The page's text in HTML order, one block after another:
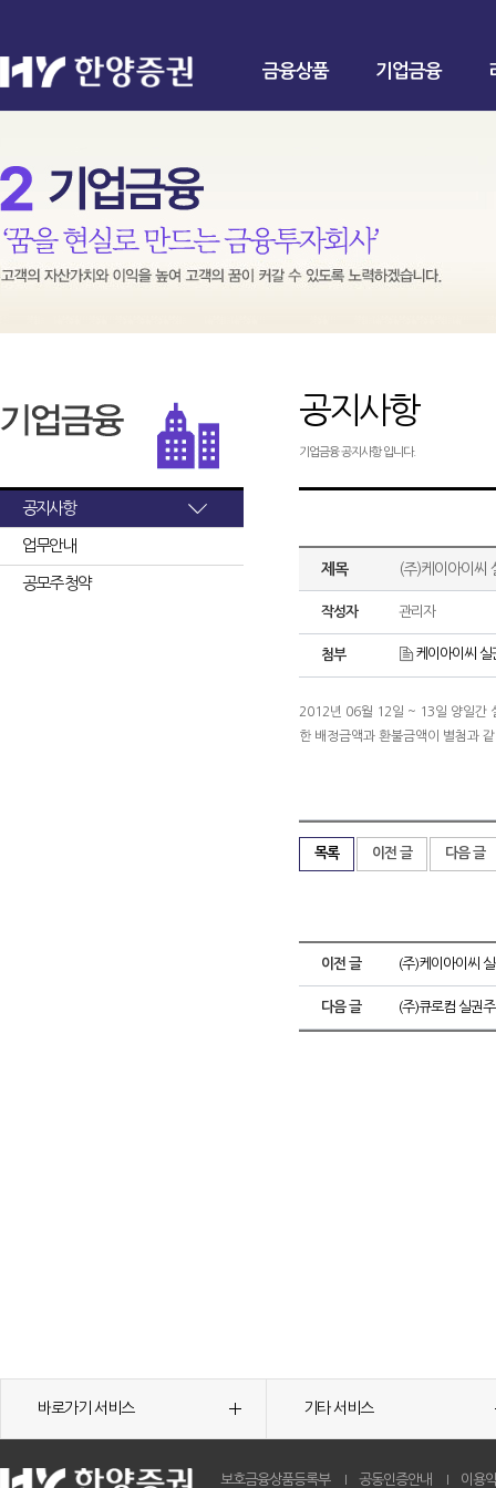
금융상품 기업금융
공지사항
업무안내
공모주 청약
공지사항
기업금융 공지사항 입니다.
제목 (주)케이아이씨
작성자 관리자
첨부 케이아이씨
2012년 06월 12일 ~ 13일 양일간
한 배정금액과 환불금액이 별첨과
목록 이전 글 다음 글
이전 글 (주)케이아이씨
다음 글 (주)큐로컴 실권
바로가기 서비스 기타 서비스
보호금융상품등록부 공동인증안내 이용